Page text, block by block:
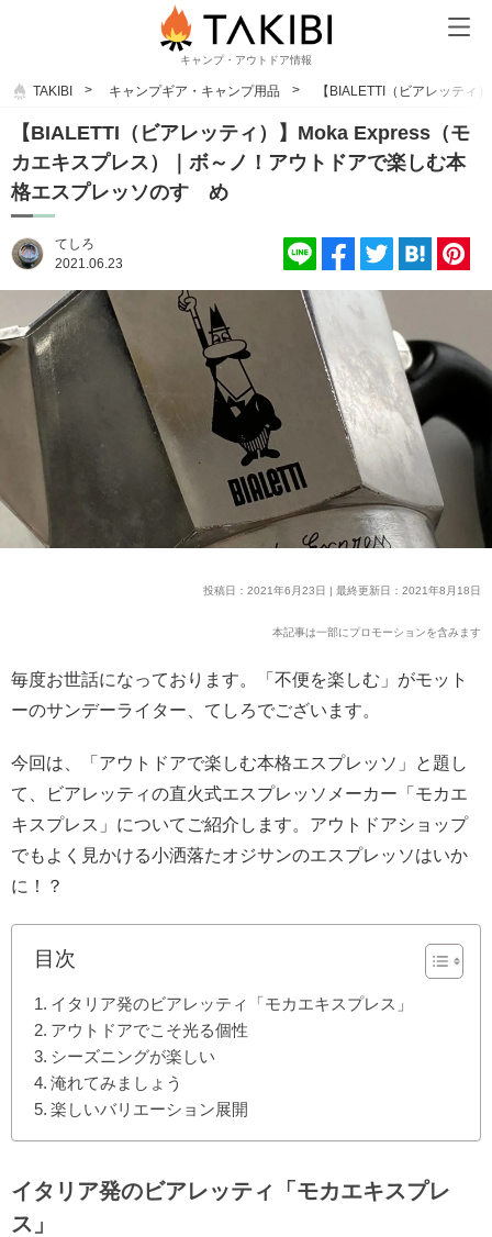
キャンプ・アウトドア情報
TAKIBI キャンプギア・キャンプ用品 【BIALETTI（ビアレッティ
【BIALETTI（ビアレッティ）】Moka Express（モ
カエキスプレス）｜ボ～ノ！アウトドアで楽しむ本
格エスプレッソのすゝめ
てしろ
2021.06.23
投稿日：2021年6月23日 | 最終更新日：2021年8月18日
本記事は一部にプロモーションを含みます
毎度お世話になっております。「不便を楽しむ」がモット
ーのサンデーライター、てしろでございます。
今回は、「アウトドアで楽しむ本格エスプレッソ」と題し
て、ビアレッティの直火式エスプレッソメーカー「モカエ
キスプレス」についてご紹介します。アウトドアショップ
でもよく見かける小洒落たオジサンのエスプレッソはいか
に！？
目次
イタリア発のビアレッティ「モカエキスプレス」
アウトドアでこそ光る個性
シーズニングが楽しい
淹れてみましょう
楽しいバリエーション展開
イタリア発のビアレッティ「モカエキスプレ
ス」